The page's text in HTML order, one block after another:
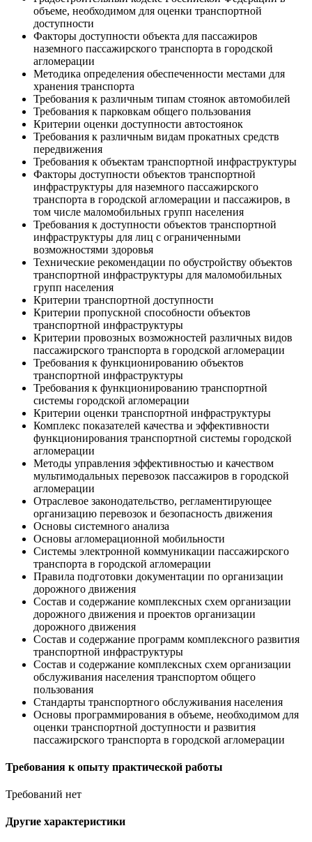
объеме, необходимом для оценки транспортной
доступности
Факторы доступности объекта для пассажиров
наземного пассажирского транспорта в городской
агломерации
Методика определения обеспеченности местами для
хранения транспорта
Требования к различным типам стоянок автомобилей
Требования к парковкам общего пользования
Критерии оценки доступности автостоянок
Требования к различным видам прокатных средств
передвижения
Требования к объектам транспортной инфраструктуры
Факторы доступности объектов транспортной
инфраструктуры для наземного пассажирского
транспорта в городской агломерации и пассажиров, в
том числе маломобильных групп населения
Требования к доступности объектов транспортной
инфраструктуры для лиц с ограниченными
возможностями здоровья
Технические рекомендации по обустройству объектов
транспортной инфраструктуры для маломобильных
групп населения
Критерии транспортной доступности
Критерии пропускной способности объектов
транспортной инфраструктуры
Критерии провозных возможностей различных видов
пассажирского транспорта в городской агломерации
Требования к функционированию объектов
транспортной инфраструктуры
Требования к функционированию транспортной
системы городской агломерации
Критерии оценки транспортной инфраструктуры
Комплекс показателей качества и эффективности
функционирования транспортной системы городской
агломерации
Методы управления эффективностью и качеством
мультимодальных перевозок пассажиров в городской
агломерации
Отраслевое законодательство, регламентирующее
организацию перевозок и безопасность движения
Основы системного анализа
Основы агломерационной мобильности
Системы электронной коммуникации пассажирского
транспорта в городской агломерации
Правила подготовки документации по организации
дорожного движения
Состав и содержание комплексных схем организации
дорожного движения и проектов организации
дорожного движения
Состав и содержание программ комплексного развития
транспортной инфраструктуры
Состав и содержание комплексных схем организации
обслуживания населения транспортом общего
пользования
Стандарты транспортного обслуживания населения
Основы программирования в объеме, необходимом для
оценки транспортной доступности и развития
пассажирского транспорта в городской агломерации
Требования к опыту практической работы
Требований нет
Другие характеристики